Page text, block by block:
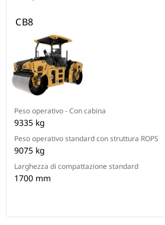
CB8
Peso operativo - Con cabina
9335 kg
Peso operativo standard con struttura ROPS
9075 kg
Larghezza di compattazione standard
1700 mm